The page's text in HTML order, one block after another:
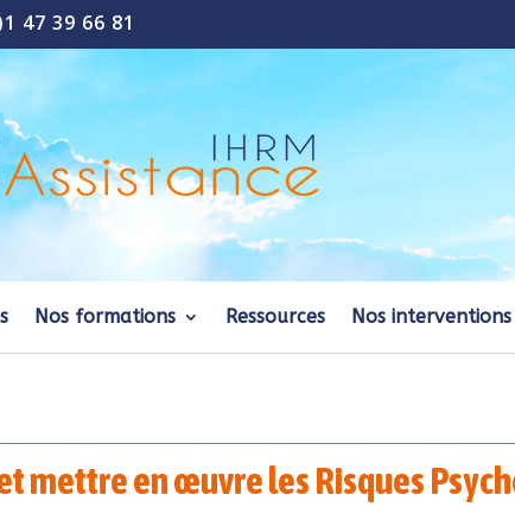
47 39 66 81
Nos formations Ressources Nos interventions
mettre en œuvre les Risques